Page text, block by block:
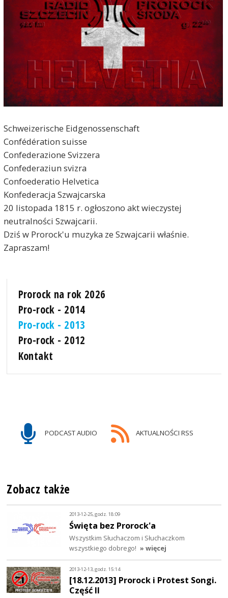
Schweizerische Eidgenossenschaft
Confédération suisse
Confederazione Svizzera
Confederaziun svizra
Confoederatio Helvetica
Konfederacja Szwajcarska
20 listopada 1815 r. ogłoszono akt wieczystej
neutralności Szwajcarii.
Dziś w Prorock'u muzyka ze Szwajcarii właśnie.
Zapraszam!
Prorock na rok 2026
Pro-rock - 2014
Pro-rock - 2013
Pro-rock - 2012
Kontakt
PODCAST AUDIO AKTUALNOŚCI RSS
Zobacz także
2013-12-25, godz. 18:09
Święta bez Prorock'a
Wszystkim Słuchaczom i Słuchaczkom
wszystkiego dobrego! » więcej
2013-12-13, godz. 15:14
[18.12.2013] Prorock i Protest Songi.
Część II